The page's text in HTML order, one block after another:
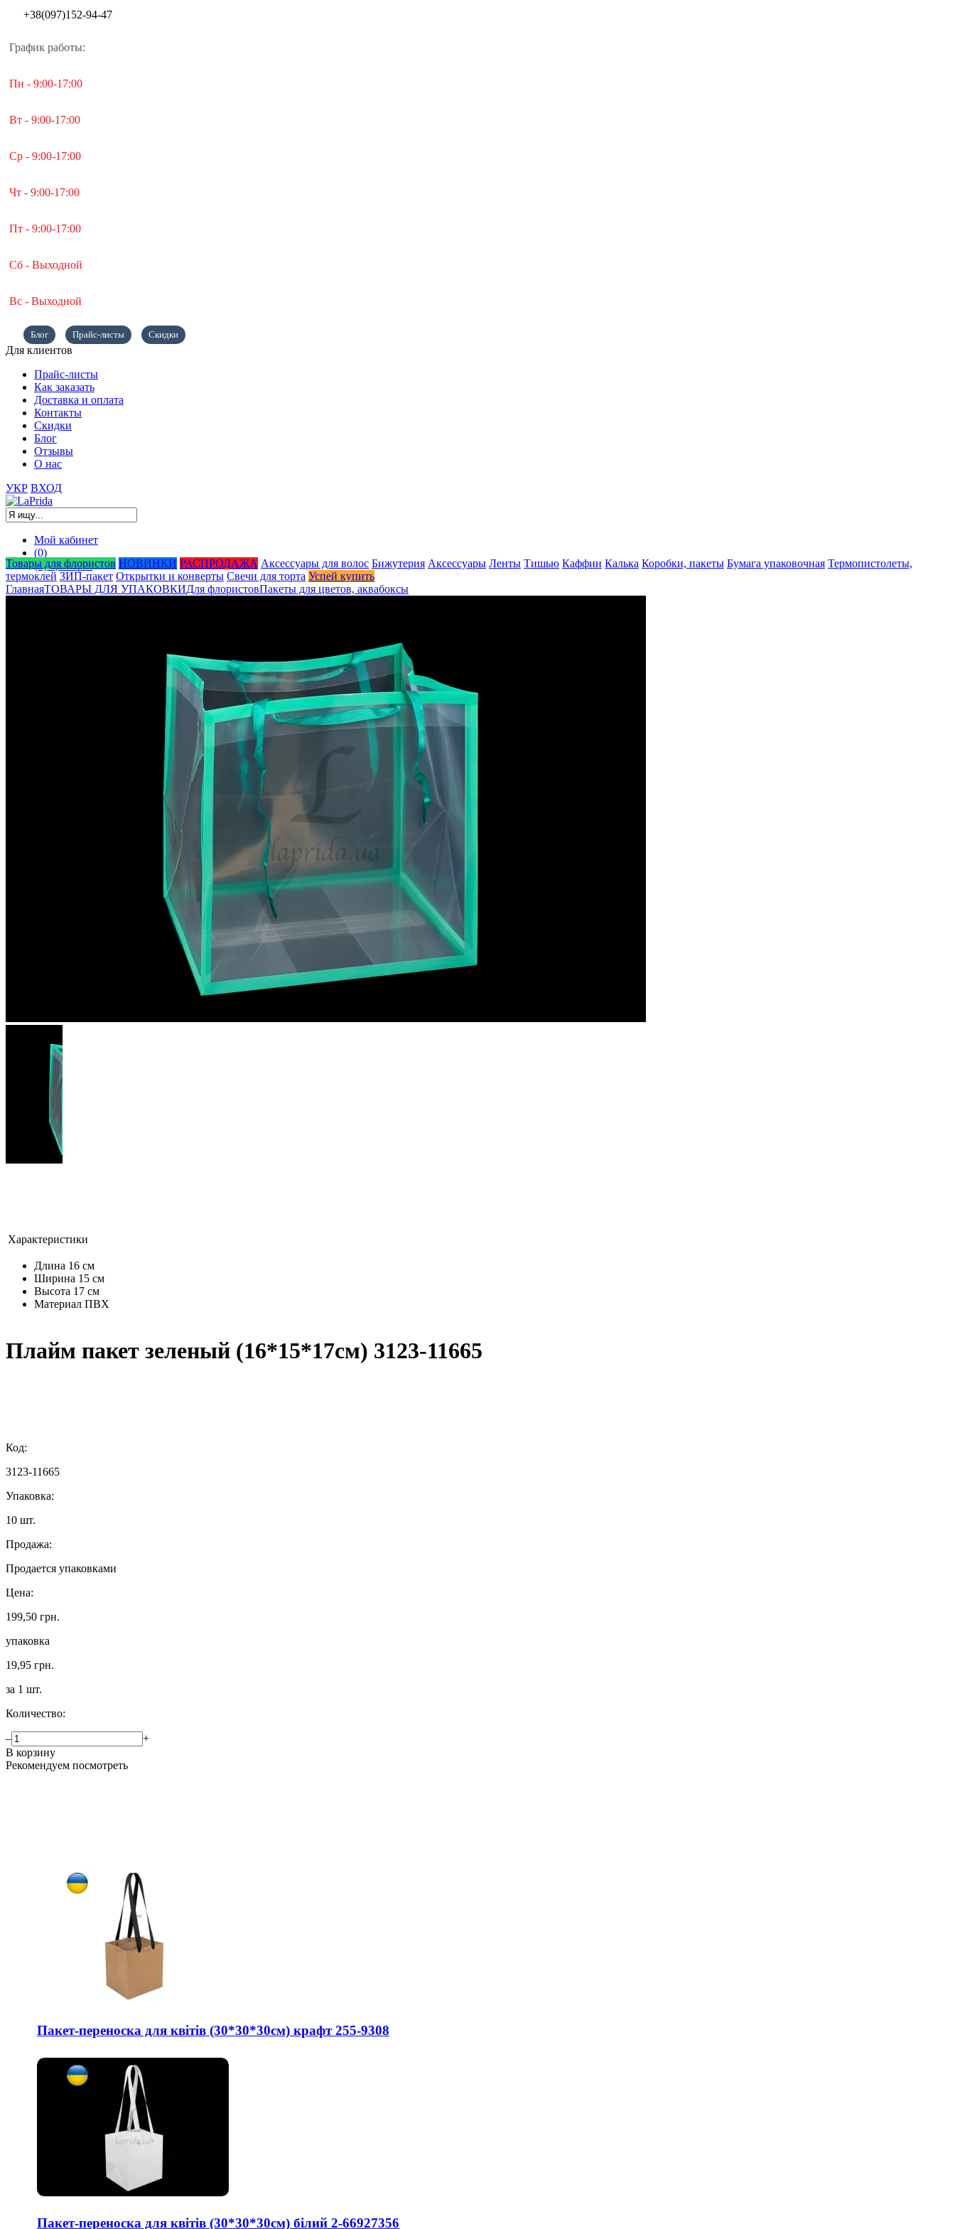
+38(097)152-94-47
График работы:
Пн - 9:00-17:00
Вт - 9:00-17:00
Ср - 9:00-17:00
Чт - 9:00-17:00
Пт - 9:00-17:00
Сб - Выходной
Вс - Выходной
Блог Прайс-листы Скидки
Для клиентов
Прайс-листы
Как заказать
Доставка и оплата
Контакты
Скидки
Блог
Отзывы
О нас
УКР ВХОД
Мой кабинет
(0)
(0) 0,00грн.
Товары для флористов НОВИНКИ РАСПРОДАЖА Аксессуары для волос Бижутерия Аксессуары Ленты Тишью Каффин Калька Коробки, пакеты Бумага упаковочная Термопистолеты,
термоклей ЗИП-пакет Открытки и конверты Свечи для торта Успей купить
ГлавнаяТОВАРЫ ДЛЯ УПАКОВКИДля флористовПакеты для цветов, аквабоксы
Характеристики
Длина 16 см
Ширина 15 см
Высота 17 см
Материал ПВХ
Плайм пакет зеленый (16*15*17см) 3123-11665
Код:
3123-11665
Упаковка:
10 шт.
Продажа:
Продается упаковками
Цена:
199,50 грн.
упаковка
19,95 грн.
за 1 шт.
Количество:
–
+
В корзину
Рекомендуем посмотреть
Пакет-переноска для квітів (30*30*30см) крафт 255-9308
Пакет-переноска для квітів (30*30*30см) білий 2-66927356